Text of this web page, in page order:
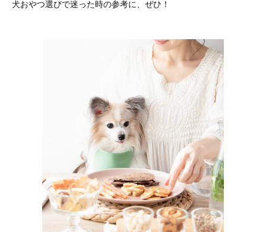
犬おやつ選びで迷った時の参考に、ぜひ！